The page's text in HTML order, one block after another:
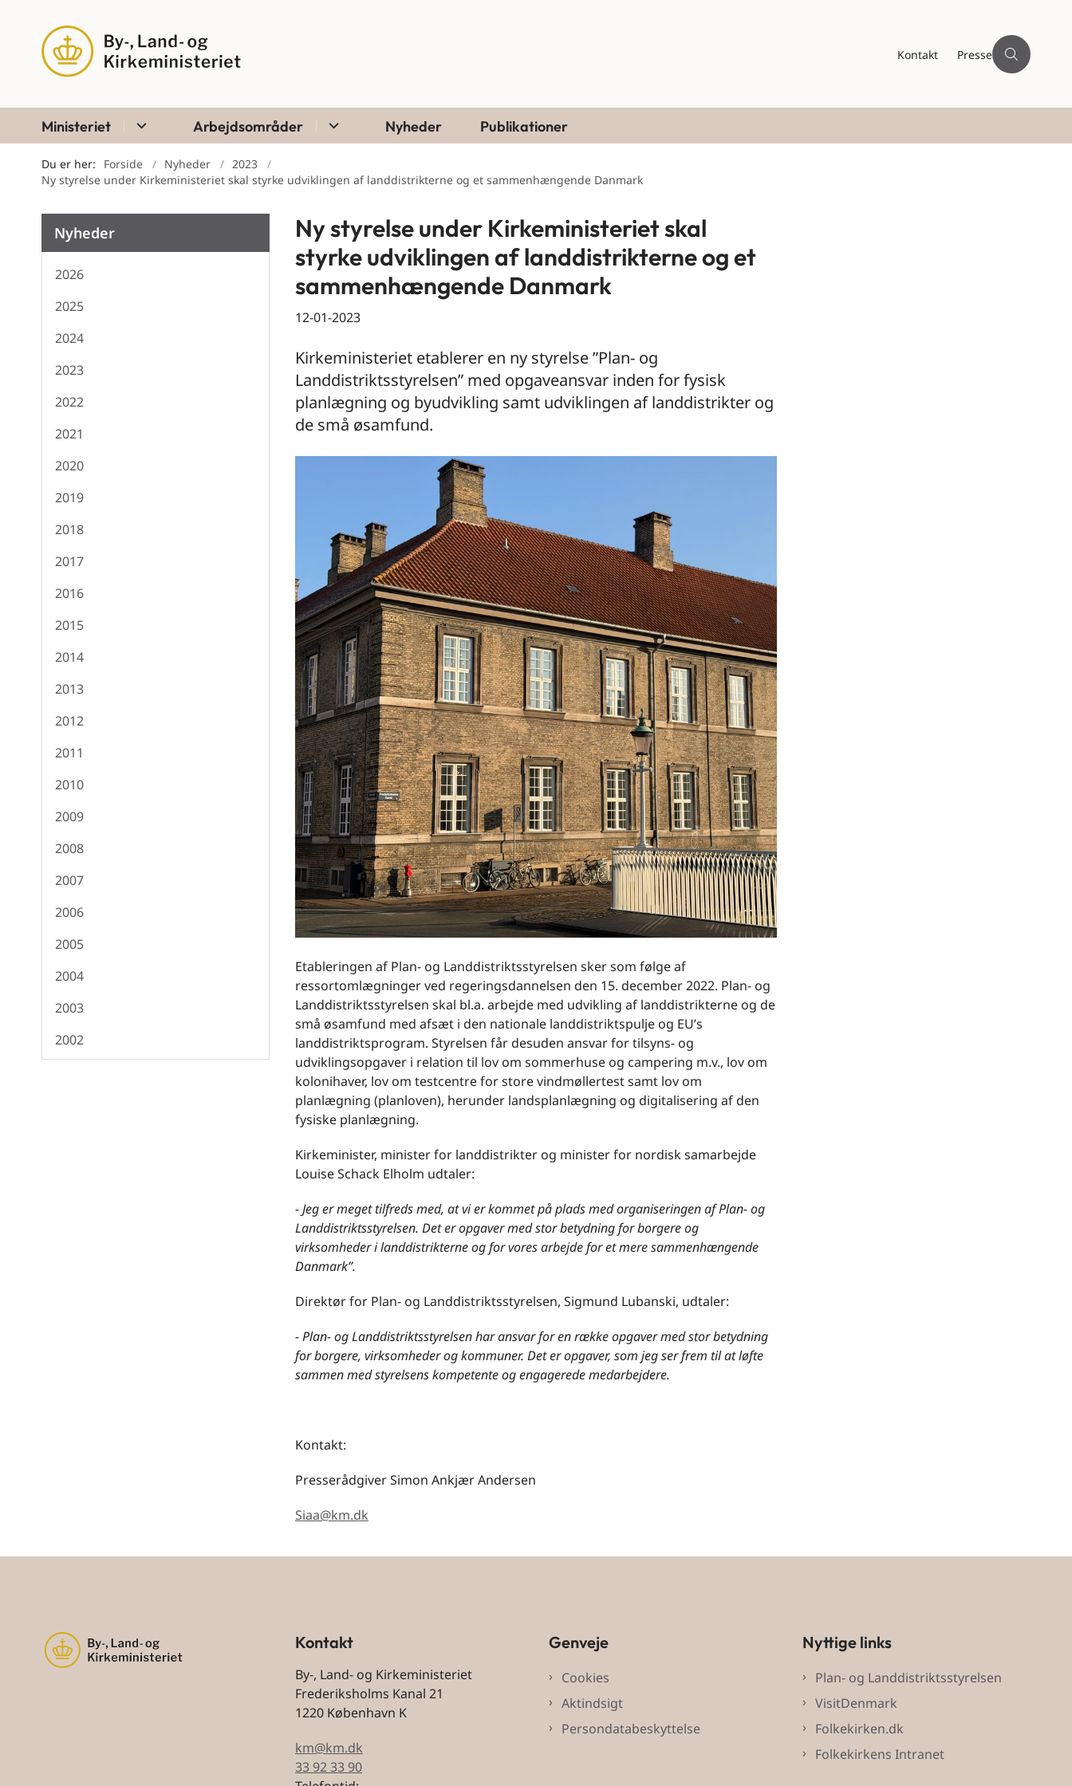
Kontakt Presse
Ministeriet Arbejdsområder Nyheder Publikationer
Du er her: Forside Nyheder
2023
Ny styrelse under Kirkeministeriet skal styrke udviklingen af landdistrikterne og et sammenhængende Danmark
Nyheder
2026
2025
2024
2023
2022
2021
2020
2019
2018
2017
2016
2015
2014
2013
2012
2011
2010
2009
2008
2007
2006
2005
2004
2003
2002
Ny styrelse under Kirkeministeriet skal
styrke udviklingen af landdistrikterne og et
sammenhængende Danmark
12-01-2023
Kirkeministeriet etablerer en ny styrelse ”Plan- og
Landdistriktsstyrelsen” med opgaveansvar inden for fysisk
planlægning og byudvikling samt udviklingen af landdistrikter og
de små øsamfund.
Etableringen af Plan- og Landdistriktsstyrelsen sker som følge af
ressortomlægninger ved regeringsdannelsen den 15. december 2022. Plan- og
Landdistriktsstyrelsen skal bl.a. arbejde med udvikling af landdistrikterne og de
små øsamfund med afsæt i den nationale landdistriktspulje og EU’s
landdistriktsprogram. Styrelsen får desuden ansvar for tilsyns- og
udviklingsopgaver i relation til lov om sommerhuse og campering m.v., lov om
kolonihaver, lov om testcentre for store vindmøllertest samt lov om
planlægning (planloven), herunder landsplanlægning og digitalisering af den
fysiske planlægning.
Kirkeminister, minister for landdistrikter og minister for nordisk samarbejde
Louise Schack Elholm udtaler:
- Jeg er meget tilfreds med, at vi er kommet på plads med organiseringen af Plan- og
Landdistriktsstyrelsen. Det er opgaver med stor betydning for borgere og
virksomheder i landdistrikterne og for vores arbejde for et mere sammenhængende
Danmark”.
Direktør for Plan- og Landdistriktsstyrelsen, Sigmund Lubanski, udtaler:
- Plan- og Landdistriktsstyrelsen har ansvar for en række opgaver med stor betydning
for borgere, virksomheder og kommuner. Det er opgaver, som jeg ser frem til at løfte
sammen med styrelsens kompetente og engagerede medarbejdere.
Kontakt:
Presserådgiver Simon Ankjær Andersen
Siaa@km.dk
Kontakt
By-, Land- og Kirkeministeriet
Frederiksholms Kanal 21
1220 København K
km@km.dk
33 92 33 90
Genveje
Cookies
Aktindsigt
Persondatabeskyttelse
Nyttige links
Plan- og Landdistriktsstyrelsen
VisitDenmark
Folkekirken.dk
Folkekirkens Intranet